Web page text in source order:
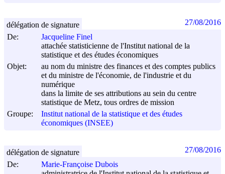
De:
Jacqueline Finel
attachée statisticienne de l'Institut national de la
statistique et des études économiques
Objet:
au nom du ministre des finances et des comptes publics
et du ministre de l'économie, de l'industrie et du
numérique
dans la limite de ses attributions au sein du centre
statistique de Metz, tous ordres de mission
Groupe:
Institut national de la statistique et des études
économiques (INSEE)
délégation de signature 27/08/2016
De:
Marie-Françoise Dubois
délégation de signature 27/08/2016